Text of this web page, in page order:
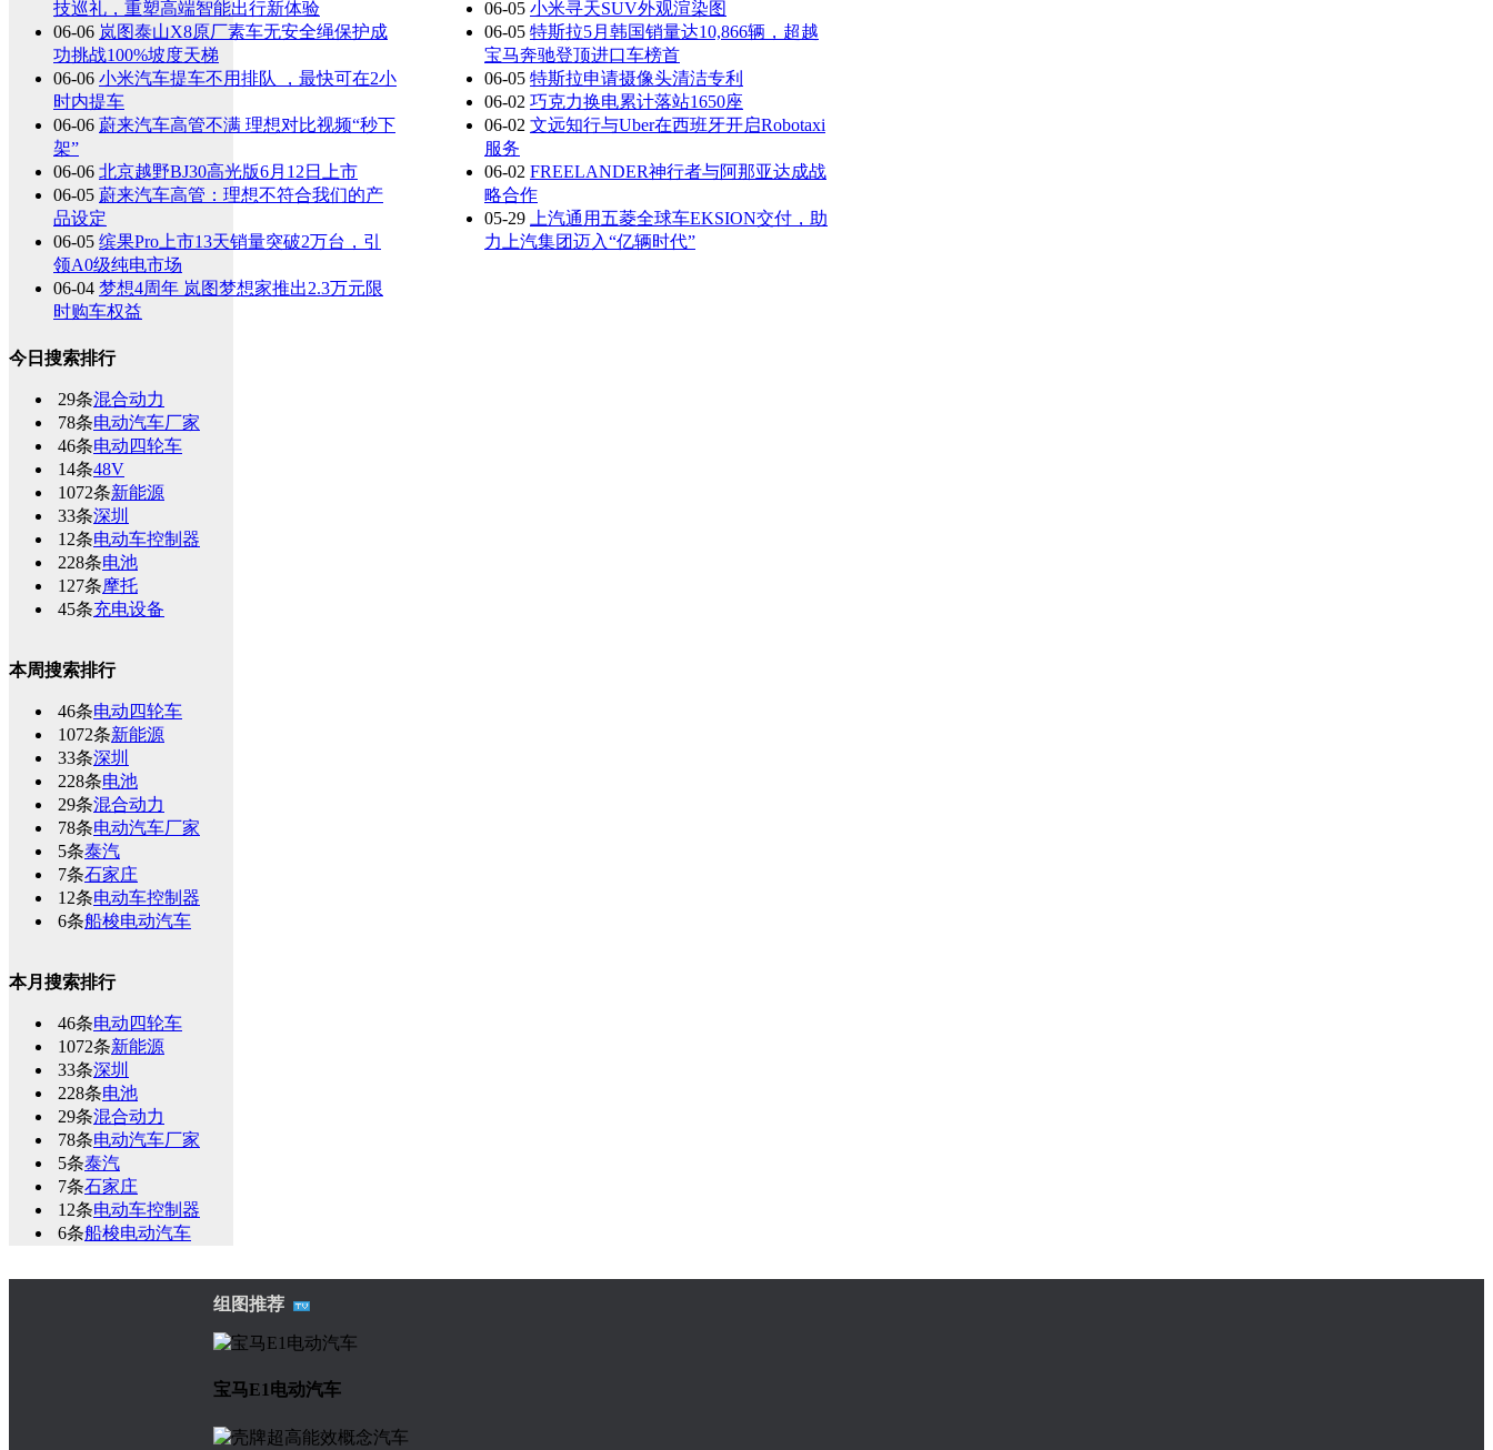
技巡礼，重塑高端智能出行新体验
06-06 岚图泰山X8原厂素车无安全绳保护成
功挑战100%坡度天梯
06-06 小米汽车提车不用排队 ，最快可在2小
时内提车
06-06 蔚来汽车高管不满 理想对比视频“秒下
架”
06-06 北京越野BJ30高光版6月12日上市
06-05 蔚来汽车高管：理想不符合我们的产
品设定
06-05 缤果Pro上市13天销量突破2万台，引
领A0级纯电市场
06-04 梦想4周年 岚图梦想家推出2.3万元限
时购车权益
06-05 小米寻天SUV外观渲染图
06-05 特斯拉5月韩国销量达10,866辆，超越
宝马奔驰登顶进口车榜首
06-05 特斯拉申请摄像头清洁专利
06-02 巧克力换电累计落站1650座
06-02 文远知行与Uber在西班牙开启Robotaxi
服务
06-02 FREELANDER神行者与阿那亚达成战
略合作
05-29
上汽通用五菱全球车EKSION交付，助
力上汽集团迈入“亿辆时代”
今日搜索排行
29条混合动力
78条电动汽车厂家
46条电动四轮车
14条48V
1072条新能源
33条深圳
12条电动车控制器
228条电池
127条摩托
45条充电设备
本周搜索排行
46条电动四轮车
1072条新能源
33条深圳
228条电池
29条混合动力
78条电动汽车厂家
5条泰汽
7条石家庄
12条电动车控制器
6条船梭电动汽车
本月搜索排行
46条电动四轮车
1072条新能源
33条深圳
228条电池
29条混合动力
78条电动汽车厂家
5条泰汽
7条石家庄
12条电动车控制器
6条船梭电动汽车
组图推荐
宝马E1电动汽车